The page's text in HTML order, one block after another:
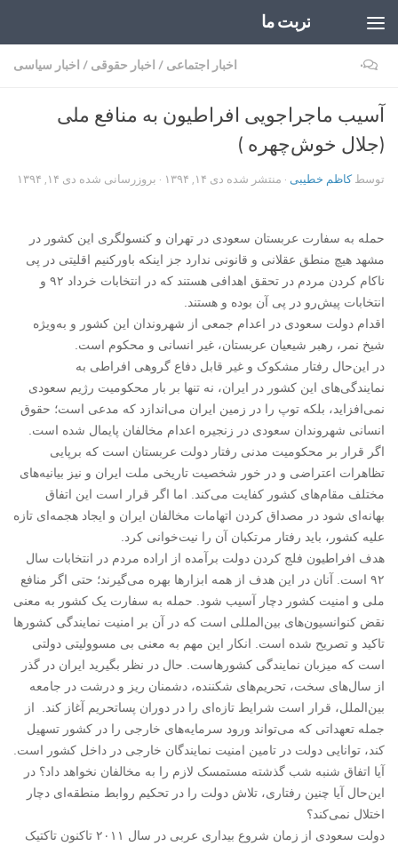
تربت ما
اخبار اجتماعی / اخبار حقوقی / اخبار سیاسی ۰
آسیب ماجراجویی افراطیون به منافع ملی
(جلال خوش‌چهره )
توسطکاظم خطیبی · منتشر شده دی ۱۴, ۱۳۹۴ · بروزرسانی شده دی ۱۴, ۱۳۹۴
حمله به سفارت عربستان سعودی در تهران و کنسولگری این کشور در
مشهد هیچ منطق عقلانی و قانونی ندارد جز اینکه باورکنیم اقلیتی در پی
ناکام کردن مردم در تحقق اهدافی هستند که در انتخابات خرداد ۹۲ و
انتخابات پیش‌رو در پی آن بوده و هستند.
اقدام دولت سعودی در اعدام جمعی از شهروندان این کشور و به‌ویژه
شیخ نمر، رهبر شیعیان عربستان، غیر انسانی و محکوم است.
در این‌حال رفتار مشکوک و غیر قابل دفاع گروهی افراطی به
نمایندگی‌‌های این کشور در ایران، نه تنها بر بار محکومیت رژیم سعودی
نمی‌افزاید، بلکه توپ را در زمین ایران می‌اندازد که مدعی است؛ حقوق
انسانی شهروندان سعودی در زنجیره اعدام‌ مخالفان پایمال شده است.
اگر قرار بر محکومیت مدنی رفتار دولت عربستان است که برپایی
تظاهرات اعتراضی و در خور شخصیت تاریخی ملت ایران و نیز بیانیه‌های
مختلف مقام‌های کشور کفایت می‌کند. اما اگر قرار است این اتفاق
بهانه‌ای شود در مصداق کردن اتهامات مخالفان ایران و ایجاد هجمه‌ای تازه
علیه کشور، باید رفتار مرتکبان آن را نیت‌خوانی کرد.
هدف افراطیون فلج کردن دولت برآمده از اراده مردم در انتخابات سال
۹۲ است. آنان در این هدف از همه ابزار‌ها بهره‌ می‌گیرند؛ حتی اگر منافع
ملی و امنیت کشور دچار آسیب شود. حمله به سفارت یک کشور به معنی
نقض کنوانسیون‌‌های بین‌المللی است که در آن بر امنیت نمایندگی کشورها
تاکید و تصریح شده است. انکار این مهم به معنی بی مسوولیتی دولتی
است که میزبان نمایندگی کشورهاست. حال در نظر بگیرید ایران در گذر
از سال‌های سخت، تحریم‌های شکننده، دشمنان ریز و درشت در جامعه
بین‌الملل، قرار است شرایط تازه‌ای را در دوران پساتحریم آغاز کند. از
جمله تعهداتی که می‌تواند ورود سرمایه‌های خارجی را در کشور تسهیل
کند، توانایی دولت در تامین امنیت نمایندگان خارجی در داخل کشور است.
آیا اتفاق شنبه شب گذشته مستمسک لازم را به مخالفان نخواهد داد؟ در
این‌حال آیا چنین رفتاری، تلاش دولت را در تحکیم روابط منطقه‌ای دچار
اختلال نمی‌کند؟
دولت سعودی از زمان شروع بیداری عربی در سال ۲۰۱۱ تا‌کنون تاکتیک